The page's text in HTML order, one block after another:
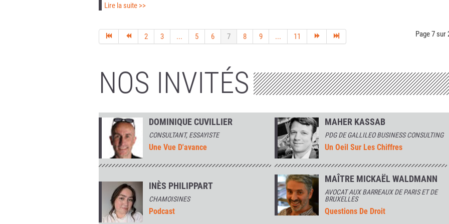
Lire la suite >>
Page 7 sur
2 3 ... 5 6 7 8 9 ... 11
NOS INVITÉS
DOMINIQUE CUVILLIER
CONSULTANT, ESSAYISTE
Une Vue D'avance
MAHER KASSAB
PDG DE GALLILEO BUSINESS CONSULTING
Un Oeil Sur Les Chiffres
INÈS PHILIPPART
CHAMOISINES
Podcast
MAÎTRE MICKAËL WALDMANN
AVOCAT AUX BARREAUX DE PARIS ET DE
BRUXELLES
Questions De Droit